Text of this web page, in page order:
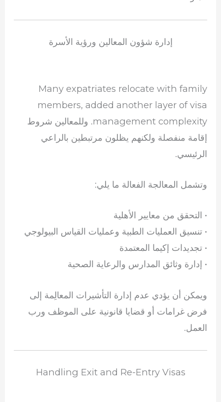
إدارة شؤون المعالين ورؤية الأسرة
Many expatriates relocate with family
members, added another layer of visa
management complexity. وللمعالين شروط
إقامة منفصلة ولكنهم يظلون مرتبطين بالراعي
الرئيسي.
وتشمل المعالجة الفعالة ما يلي:
• التحقق من معايير الأهلية
• تنسيق العمليات الطبية وعمليات القياس البيولوجي
• تجديدات إكيما المعتمدة
• إدارة وثائق المدارس والرعاية الصحية
ويمكن أن يؤدي عدم إدارة التأشيرات المعالِمة إلى
فرض غرامات أو قضايا قانونية على الموظف ورب
العمل.
Handling Exit and Re-Entry Visas